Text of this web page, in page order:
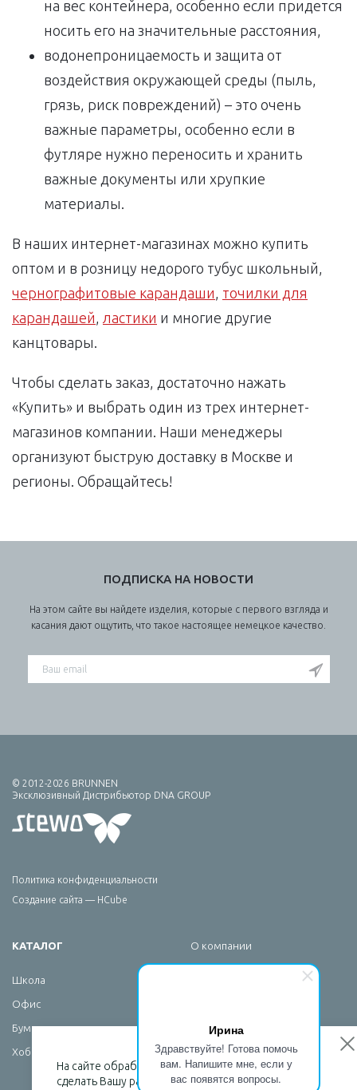
Ирина
Здравствуйте! Готова помочь
вам. Напишите мне, если у
вас появятся вопросы.
на вес контейнера, особенно если придется
носить его на значительные расстояния,
водонепроницаемость и защита от
воздействия окружающей среды (пыль,
грязь, риск повреждений) – это очень
важные параметры, особенно если в
футляре нужно переносить и хранить
важные документы или хрупкие
материалы.
В наших интернет-магазинах можно купить
оптом и в розницу недорого тубус школьный,
чернографитовые карандаши, точилки для
карандашей, ластики и многие другие
канцтовары.
Чтобы сделать заказ, достаточно нажать
«Купить» и выбрать один из трех интернет-
магазинов компании. Наши менеджеры
организуют быструю доставку в Москве и
регионы. Обращайтесь!
ПОДПИСКА НА НОВОСТИ
На этом сайте вы найдете изделия, которые с первого взгляда и
касания дают ощутить, что такое настоящее немецкое качество.
© 2012-2026 BRUNNEN
Эксклюзивный Дистрибьютор DNA GROUP
Политика конфиденциальности
Создание сайта — HCube
КАТАЛОГ
Школа
Офис
Бумажная продукция
Хобби
О компании
На сайте обрабатываются файлы cookies, чтобы
сделать Вашу работу максимально удобной.